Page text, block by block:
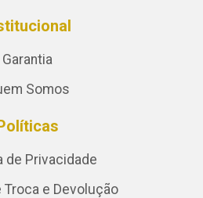
Garantia
Somos
de Privacidade
Troca e Devolução